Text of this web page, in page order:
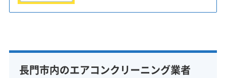
長門市内のエアコンクリーニング業者